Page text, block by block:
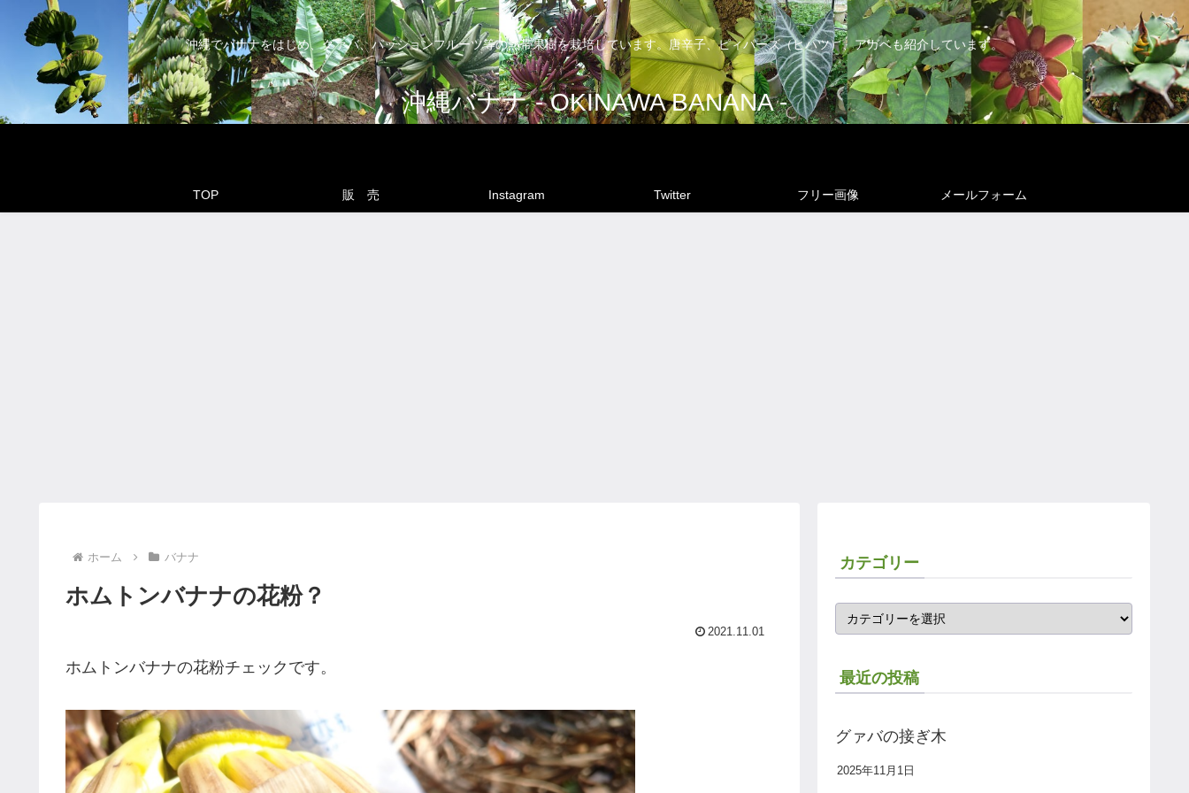
沖縄でバナナをはじめ、グァバ、パッションフルーツ等の熱帯果樹を栽培しています。唐辛子、ピィパーズ（ヒハツ）、アガベも紹介しています。
沖縄バナナ - OKINAWA BANANA -
TOP 販 売 Instagram Twitter フリー画像 メールフォーム
ホーム バナナ
ホムトンバナナの花粉？
2021.11.01
ホムトンバナナの花粉チェックです。
カテゴリー
最近の投稿
グァバの接ぎ木
2025年11月1日